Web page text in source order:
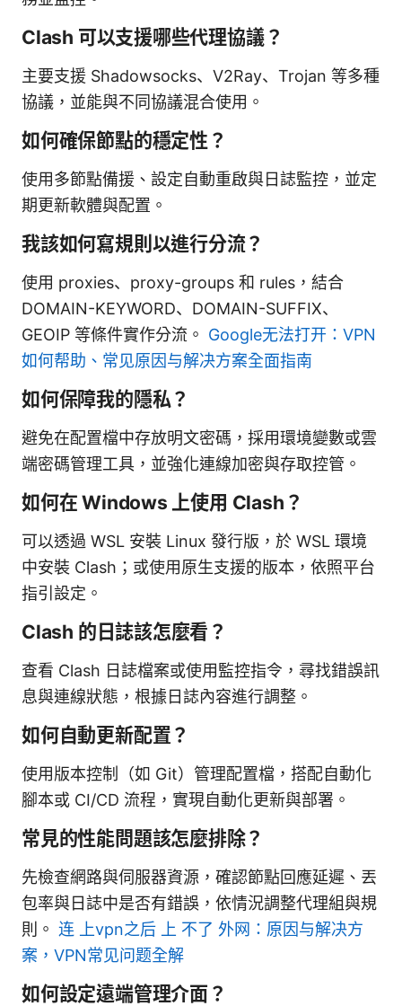
Clash 可以支援哪些代理協議？
主要支援 Shadowsocks、V2Ray、Trojan 等多種
協議，並能與不同協議混合使用。
如何確保節點的穩定性？
使用多節點備援、設定自動重啟與日誌監控，並定
期更新軟體與配置。
我該如何寫規則以進行分流？
使用 proxies、proxy-groups 和 rules，結合
DOMAIN-KEYWORD、DOMAIN-SUFFIX、
GEOIP 等條件實作分流。 Google无法打开：VPN
如何帮助、常见原因与解决方案全面指南
如何保障我的隱私？
避免在配置檔中存放明文密碼，採用環境變數或雲
端密碼管理工具，並強化連線加密與存取控管。
如何在 Windows 上使用 Clash？
可以透過 WSL 安裝 Linux 發行版，於 WSL 環境
中安裝 Clash；或使用原生支援的版本，依照平台
指引設定。
Clash 的日誌該怎麼看？
查看 Clash 日誌檔案或使用監控指令，尋找錯誤訊
息與連線狀態，根據日誌內容進行調整。
如何自動更新配置？
使用版本控制（如 Git）管理配置檔，搭配自動化
腳本或 CI/CD 流程，實現自動化更新與部署。
常見的性能問題該怎麼排除？
先檢查網路與伺服器資源，確認節點回應延遲、丟
包率與日誌中是否有錯誤，依情況調整代理組與規
則。 连 上vpn之后 上 不了 外网：原因与解决方
案，VPN常见问题全解
如何設定遠端管理介面？